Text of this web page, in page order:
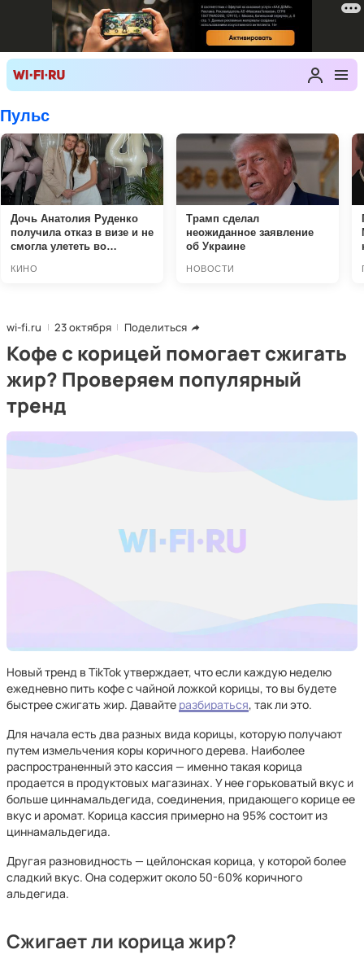
wi-fi.ru 23 октября Поделиться
Кофе с корицей помогает сжигать
жир? Проверяем популярный
тренд
Новый тренд в TikTok утверждает, что если каждую неделю
ежедневно пить кофе с чайной ложкой корицы, то вы будете
быстрее сжигать жир. Давайте разбираться, так ли это.
Для начала есть два разных вида корицы, которую получают
путем измельчения коры коричного дерева. Наиболее
распространенный это кассия — именно такая корица
продается в продуктовых магазинах. У нее горьковатый вкус и
больше циннамальдегида, соединения, придающего корице ее
вкус и аромат. Корица кассия примерно на 95% состоит из
циннамальдегида.
Другая разновидность — цейлонская корица, у которой более
сладкий вкус. Она содержит около 50-60% коричного
альдегида.
Сжигает ли корица жир?